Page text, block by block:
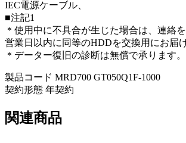
IEC電源ケーブル、
■注記1
＊使用中に不具合が生じた場合は、連絡
営業日以内に同等のHDDを交換用にお届
＊データー復旧の診断は無償で承ります。
製品コード MRD700 GT050Q1F-1000
契約形態 年契約
関連商品